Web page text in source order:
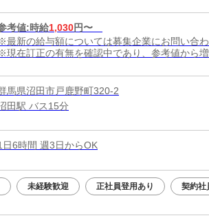
考値:時給1,030円〜
最新の給与額については募集企業にお問い合
現在訂正の有無を確認中であり、参考値から
馬県沼田市戸鹿野町320-2
田駅 バス15分
日6時間 週3日からOK
未経験歓迎 正社員登用あり 契約社